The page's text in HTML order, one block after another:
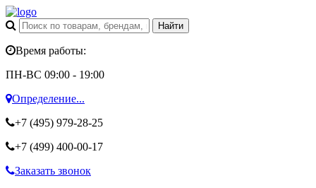
Время работы:
ПН-ВС 09:00 - 19:00
Определение...
+7 (495) 979-28-25
+7 (499) 400-00-17
Заказать звонок